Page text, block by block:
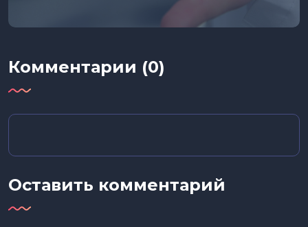
Комментарии (0)
Оставить комментарий